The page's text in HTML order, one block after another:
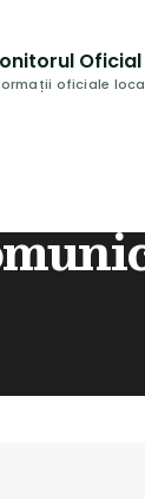
Oficial
oficiale